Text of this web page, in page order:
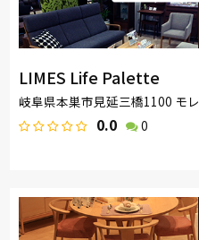
LIMES Life Palette
岐阜県本巣市見延三橋1100 モ
0.0 0